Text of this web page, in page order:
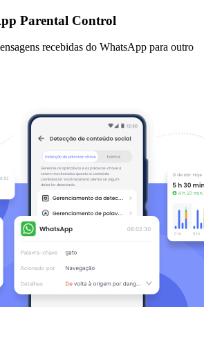
Parental Control
recebidas do WhatsApp para outro